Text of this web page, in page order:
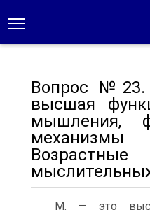
Вопрос
высшая
мышления,
М. — это